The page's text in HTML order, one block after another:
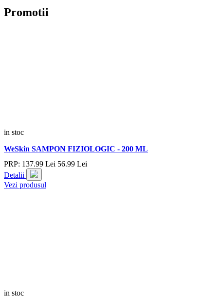
Promotii
in stoc
WeSkin SAMPON FIZIOLOGIC - 200 ML
PRP: 137.99 Lei 56.99 Lei
Detalii
Vezi produsul
in stoc